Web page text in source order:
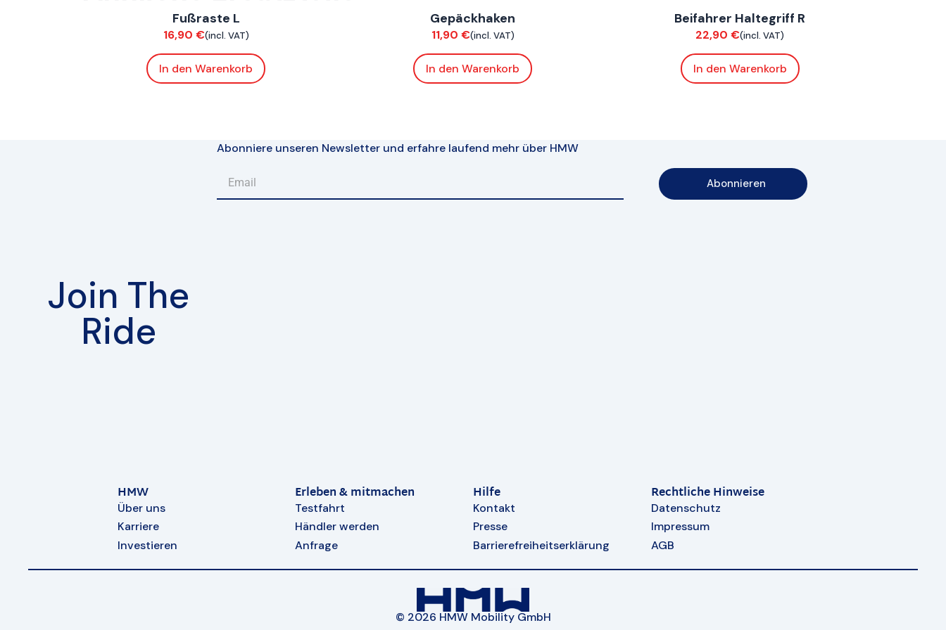
Fußraste L
16,90 €(incl. VAT)
In den Warenkorb
Gepäckhaken
11,90 €(incl. VAT)
In den Warenkorb
Beifahrer Haltegriff R
22,90€(incl. VAT)
In den Warenkorb
Join The
Ride
Abonniere unseren Newsletter und erfahre laufend mehr über HMW
Abonnieren
HMW
Über uns
Karriere
Investieren
Erleben & mitmachen
Testfahrt
Händler werden
Anfrage
Hilfe
Kontakt
Presse
Barrierefreiheitserklärung
Rechtliche Hinweise
Datenschutz
Impressum
AGB
© 2026 HMW Mobility GmbH